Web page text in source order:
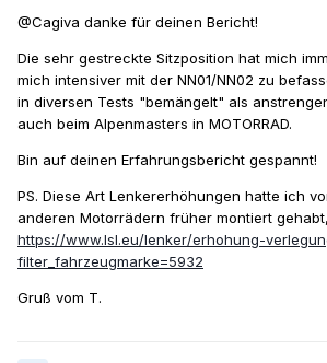
@Cagiva danke für deinen Bericht!
Die sehr gestreckte Sitzposition hat mich
mich intensiver mit der NN01/NN02 zu
in diversen Tests "bemängelt" als
auch beim Alpenmasters in MOTORRAD.
Bin auf deinen Erfahrungsbericht gespannt!
PS. Diese Art Lenkererhöhungen hatte ich
anderen Motorrädern früher montiert
https://www.lsl.eu/lenker/erhohung-
filter_fahrzeugmarke=5932
Gruß vom T.